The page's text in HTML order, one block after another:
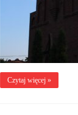
Czytaj więcej »